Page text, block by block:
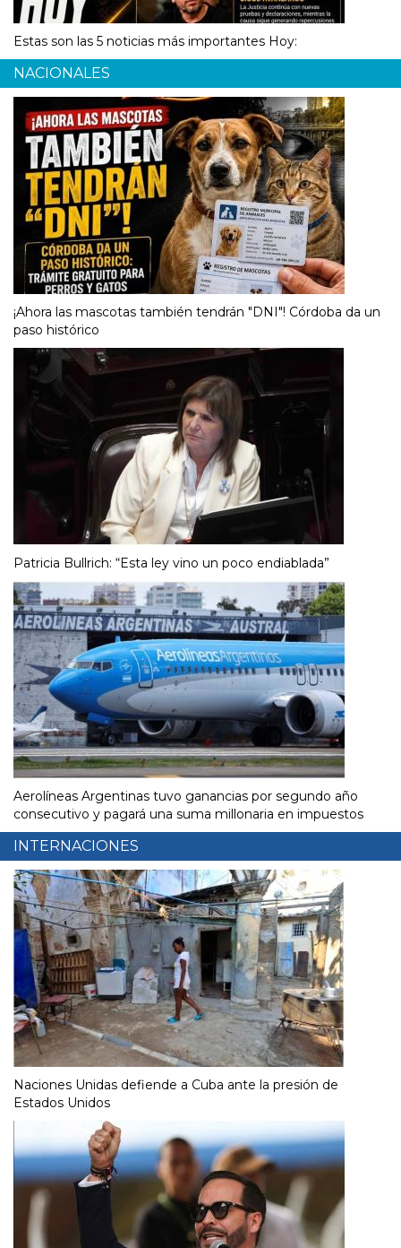
Estas son las 5 noticias más importantes Hoy:
NACIONALES
¡Ahora las mascotas también tendrán "DNI"! Córdoba da un
paso histórico
Patricia Bullrich: “Esta ley vino un poco endiablada”
Aerolíneas Argentinas tuvo ganancias por segundo año
consecutivo y pagará una suma millonaria en impuestos
INTERNACIONES
Naciones Unidas defiende a Cuba ante la presión de
Estados Unidos